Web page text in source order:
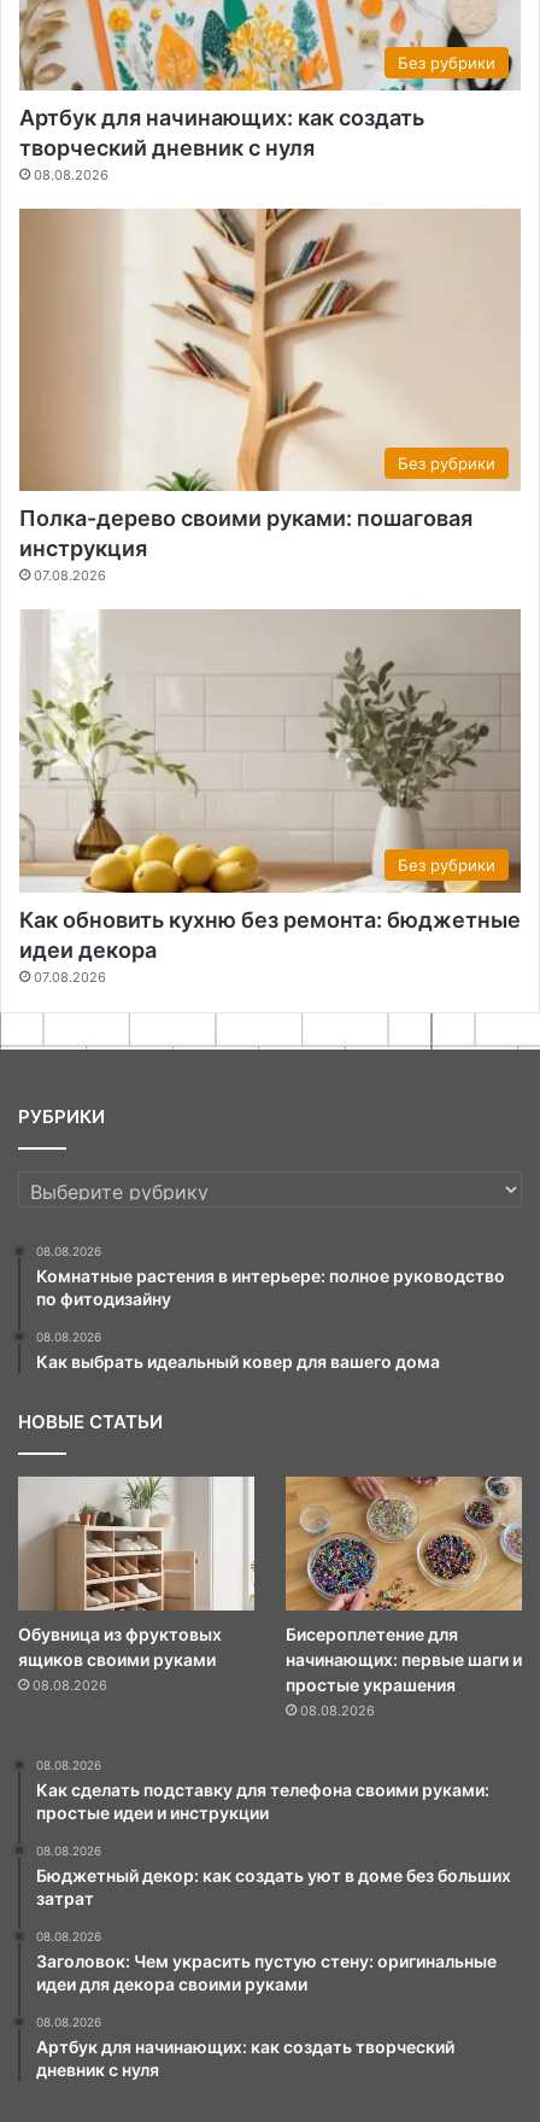
Без рубрики
Артбук для начинающих: как создать
творческий дневник с нуля
08.08.2026
Без рубрики
Полка-дерево своими руками: пошаговая
инструкция
07.08.2026
Без рубрики
Как обновить кухню без ремонта: бюджетные
идеи декора
07.08.2026
РУБРИКИ
РУБРИКИ
08.08.2026
Комнатные растения в интерьере: полное руководство
по фитодизайну
08.08.2026
Как выбрать идеальный ковер для вашего дома
НОВЫЕ СТАТЬИ
Обувница из фруктовых
ящиков своими руками
08.08.2026
Бисероплетение для
начинающих: первые шаги и
простые украшения
08.08.2026
08.08.2026
Как сделать подставку для телефона своими руками:
простые идеи и инструкции
08.08.2026
Бюджетный декор: как создать уют в доме без больших
затрат
08.08.2026
Заголовок: Чем украсить пустую стену: оригинальные
идеи для декора своими руками
08.08.2026
Артбук для начинающих: как создать творческий
дневник с нуля